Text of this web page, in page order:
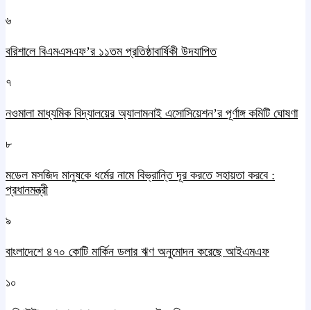
৬
বরিশালে বিএমএসএফ’র ১১তম প্রতিষ্ঠাবার্ষিকী উদযাপিত
৭
নওমালা মাধ্যমিক বিদ্যালয়ের অ্যালামনাই এসোসিয়েশন’র পূর্ণাঙ্গ কমিটি ঘোষণা
৮
মডেল মসজিদ মানুষকে ধর্মের নামে বিভ্রান্তি দূর করতে সহায়তা করবে :
প্রধানমন্ত্রী
৯
বাংলাদেশে ৪৭০ কোটি মার্কিন ডলার ঋণ অনুমোদন করেছে আইএমএফ
১০